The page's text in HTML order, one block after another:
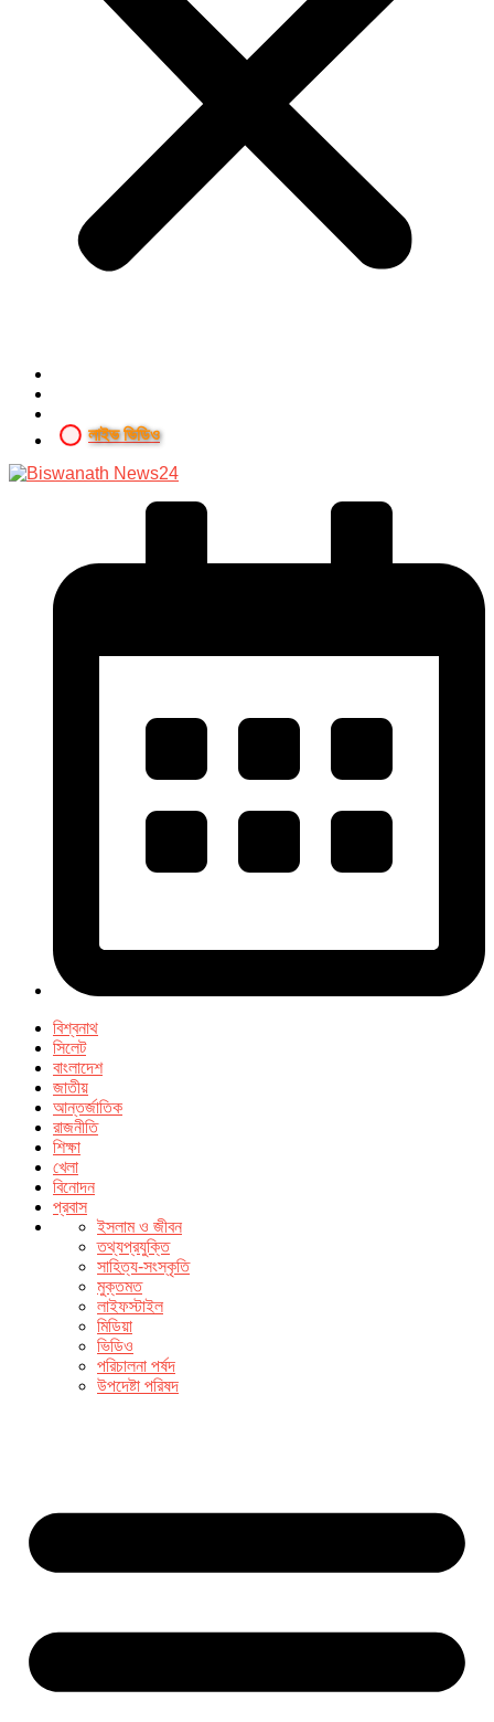
লাইভ ভিডিও
বিশ্বনাথ
সিলেট
বাংলাদেশ
জাতীয়
আন্তর্জাতিক
রাজনীতি
শিক্ষা
খেলা
বিনোদন
প্রবাস
ইসলাম ও জীবন
তথ্যপ্রযুক্তি
সাহিত্য-সংস্কৃতি
মুক্তমত
লাইফস্টাইল
মিডিয়া
ভিডিও
পরিচালনা পর্ষদ
উপদেষ্টা পরিষদ